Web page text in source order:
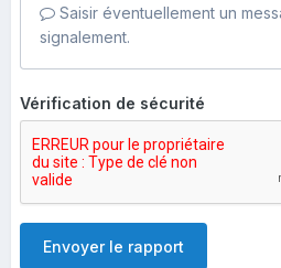
Saisir éventuellement un
signalement.
Vérification de sécurité
Envoyer le rapport